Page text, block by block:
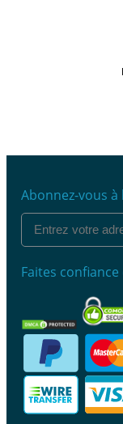
Abonnez-vous
Faites confiance